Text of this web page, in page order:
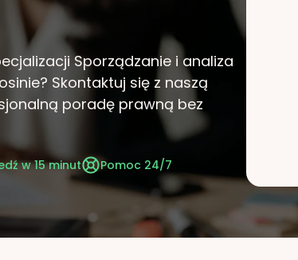
Sporządzanie i analiza
Skontaktuj się z naszą
poradę prawną bez
w 15 minut Pomoc 24/7